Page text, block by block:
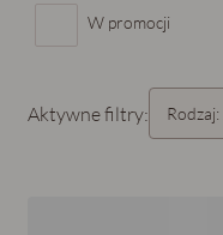
W promocji
Aktywne filtry: Rodzaj: